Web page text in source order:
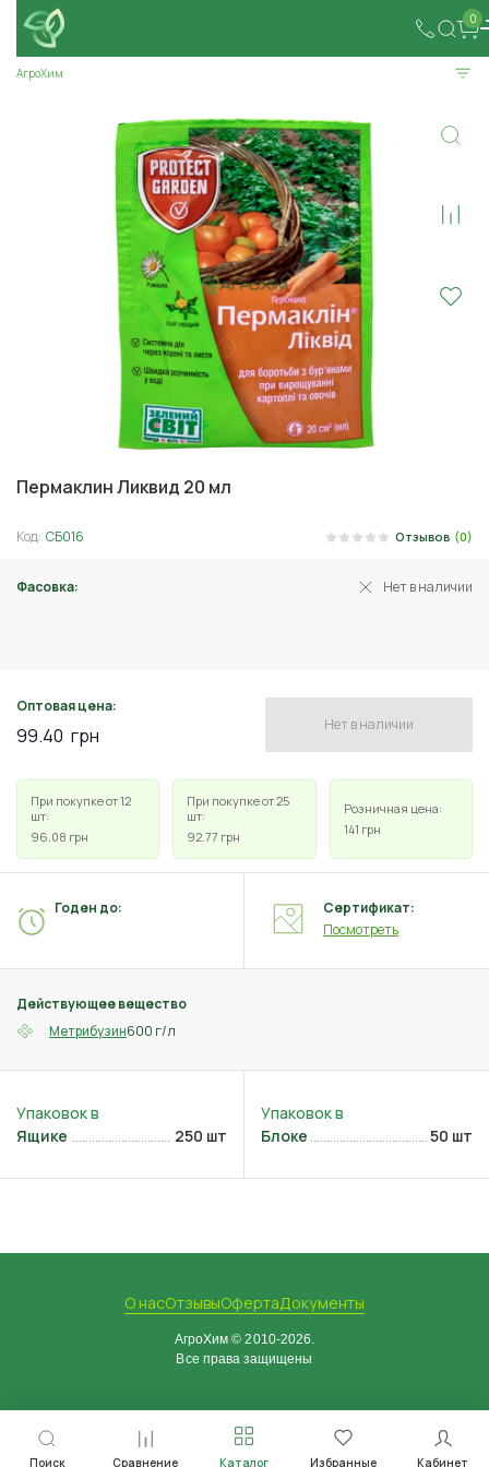
0
Поиск Сравнение Каталог Избранные Кабинет
АгроХим
Пермаклин Ликвид 20 мл
Код: СБ016 Отзывов (0)
Фасовка: Нет в наличии
Оптовая цена:
99.40 грн Нет в наличии
При покупке от 12
шт:
96.08 грн
При покупке от 25
шт:
92.77 грн
Розничная цена:
141 грн
Действующее вещество
Метрибузин600 г/л
Годен до:
Сертификат:
Посмотреть
Ящике 250 шт Блоке 50 шт
О насОтзывыОфертаДокументы
АгроХим © 2010-2026.
Все права защищены